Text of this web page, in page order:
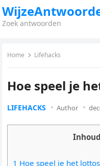
Zoek antwoorden
Home Lifehacks
Hoe speel je
LIFEHACKS Author
1 Hoe speel je het